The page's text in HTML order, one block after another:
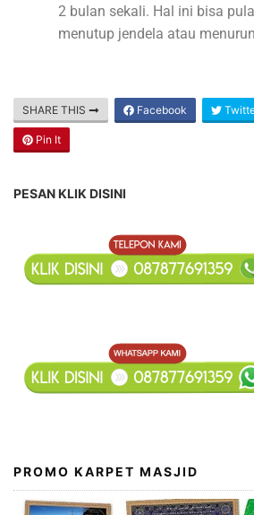
2 bulan sekali. Hal ini bisa
menutup jendela atau
SHARE THIS Facebook
Pin It
PESAN KLIK DISINI
PROMO KARPET MASJID